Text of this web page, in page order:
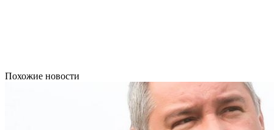
Похожие новости